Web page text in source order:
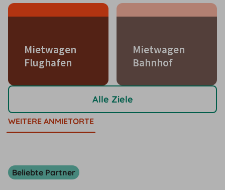
Mietwagen
Flughafen
Mietwagen
Bahnhof
Alle Ziele
WEITERE ANMIETORTE
Beliebte Partner